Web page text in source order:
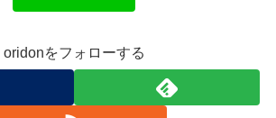
oridonをフォローする